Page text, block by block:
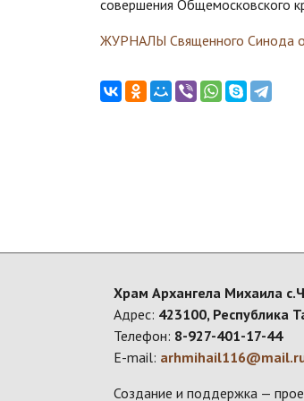
совершения Общемосковского
ЖУРНАЛЫ Священного Синода
Храм Архангела Михаила
Адрес: 423100, Республика
Телефон: 8-927-401-17-44
E-mail:
Создание и поддержка —